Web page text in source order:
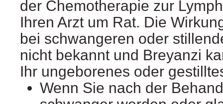
der Chemotherapie zur
Ihren Arzt um Rat. Die
bei schwangeren oder
nicht bekannt und Breyanzi
Ihr ungeborenes oder
Wenn Sie nach der